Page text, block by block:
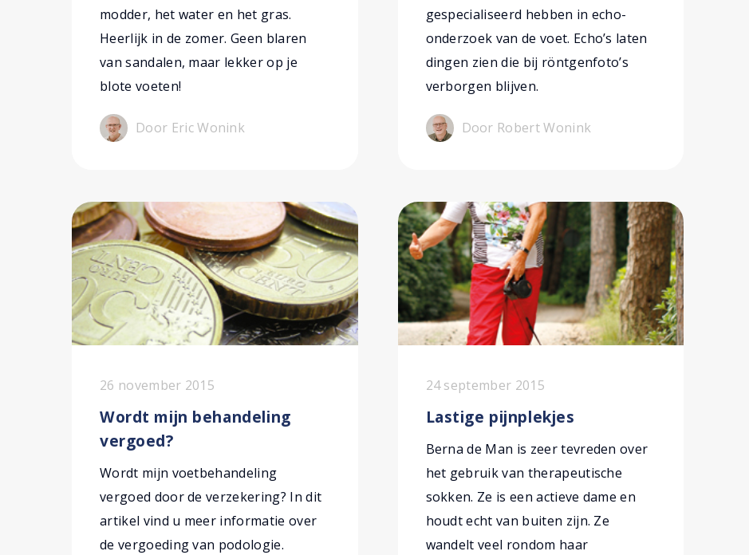
modder, het water en het gras.
Heerlijk in de zomer. Geen blaren
van sandalen, maar lekker op je
blote voeten!
Door Eric Wonink
gespecialiseerd hebben in echo-
onderzoek van de voet. Echo’s laten
dingen zien die bij röntgenfoto’s
verborgen blijven.
Door Robert Wonink
26 november 2015
Wordt mijn behandeling
vergoed?
Wordt mijn voetbehandeling
vergoed door de verzekering? In dit
artikel vind u meer informatie over
de vergoeding van podologie.
24 september 2015
Lastige pijnplekjes
Berna de Man is zeer tevreden over
het gebruik van therapeutische
sokken. Ze is een actieve dame en
houdt echt van buiten zijn. Ze
wandelt veel rondom haar